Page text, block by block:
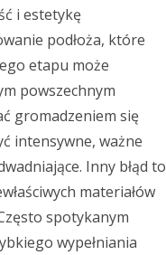
i estetykę
podłoża, które
etapu może
powszechnym
gromadzeniem się
intensywne, ważne
Inny błąd to
materiałów
spotykanym
wypełniania